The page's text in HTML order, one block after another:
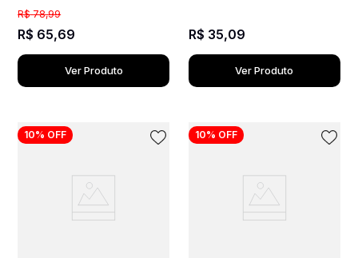
R$ 78,99
R$ 65,69
Ver Produto
R$ 35,09
Ver Produto
10% OFF 10% OFF